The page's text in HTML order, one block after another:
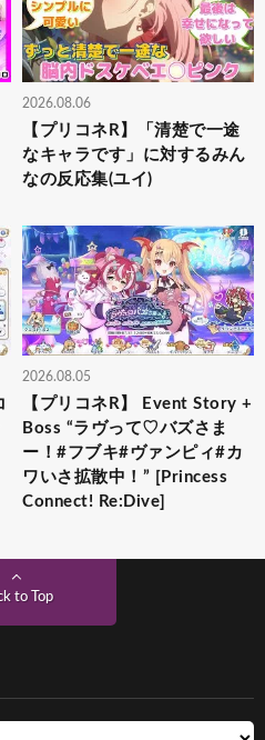
2026.08.06
【プリコネR】「清楚で一途
なキャラです」に対するみん
なの反応集(ユイ)
2026.08.05
【プリコネR】 Event Story +
Boss “ラヴって♡バズさま
ー！#フブキ#ヴァンピィ#カ
ワいさ拡散中！” [Princess
Connect! Re:Dive]
to Top